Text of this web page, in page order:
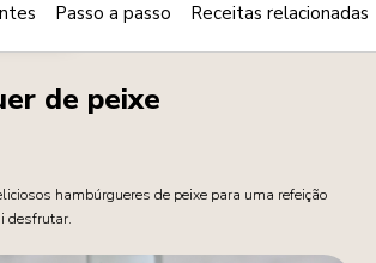
DE RUA Print
de peixe
hambúrgueres de peixe para uma refeição
desfrutar.
Passo a passo Receitas relacionadas